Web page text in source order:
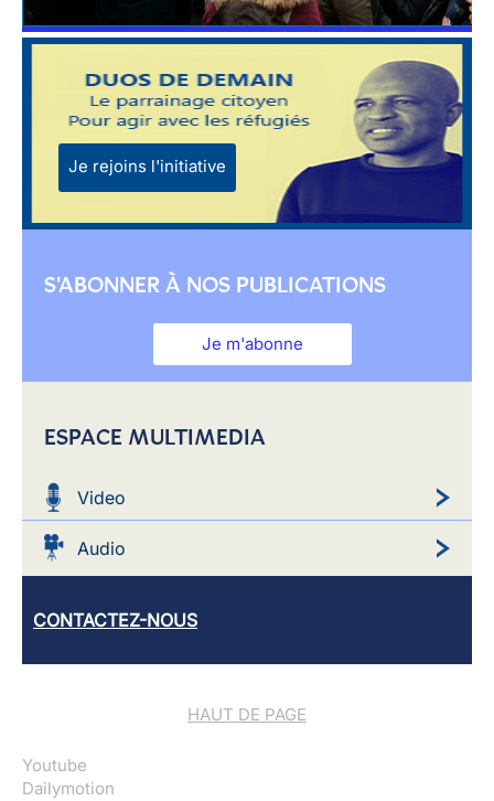
Je rejoins l'initiative
S'ABONNER À NOS PUBLICATIONS
Je m'abonne
ESPACE MULTIMEDIA
Video
Audio
CONTACTEZ-NOUS
HAUT DE PAGE
Youtube
Dailymotion